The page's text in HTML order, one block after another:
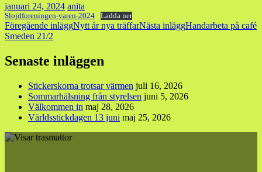
januari 24, 2024 anita
Slojdforeningen-varen-2024 Ladda ner
Inläggsnavigering
Föregående inläggNytt år nya träffarNästa inläggHandarbeta på café
Smeden 21/2
Senaste inläggen
Stickerskorna trotsar värmen juli 16, 2026
Sommarhälsning från styrelsen juni 5, 2026
Välkommen in maj 28, 2026
Världsstickdagen 13 juni maj 25, 2026